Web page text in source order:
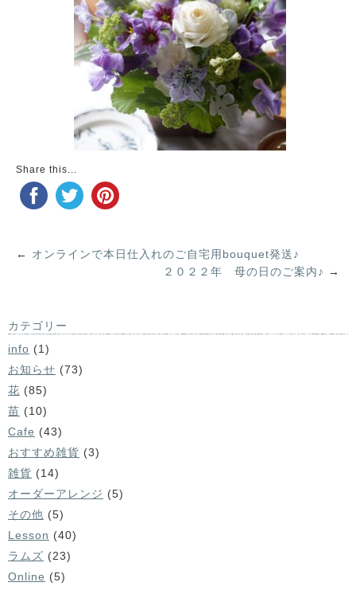
Share this...
← オンラインで本日仕入れのご自宅用bouquet発送♪
２０２２年 母の日のご案内♪ →
カテゴリー
info (1)
お知らせ (73)
花 (85)
苗 (10)
Cafe (43)
おすすめ雑貨 (3)
雑貨 (14)
オーダーアレンジ (5)
その他 (5)
Lesson (40)
ラムズ (23)
Online (5)